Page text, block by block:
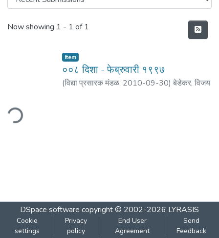
Recent Submissions
Now showing 1 - 1 of 1
Item
००८ दिशा - फेब्रुवारी १९९७
(विद्या प्रसारक मंडळ, 2010-09-30) बेडेकर, विजय
DSpace software copyright © 2002-2026 LYRASIS
Cookie
settings
Privacy
policy
End User
Agreement
Send
Feedback